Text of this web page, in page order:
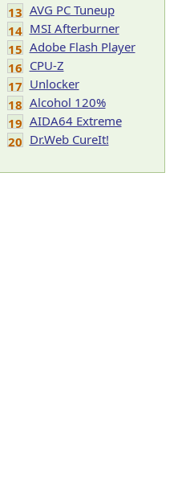
13 AVG PC Tuneup
14 MSI Afterburner
15 Adobe Flash Player
16 CPU-Z
17 Unlocker
18 Alcohol 120%
19 AIDA64 Extreme
20 Dr.Web CureIt!